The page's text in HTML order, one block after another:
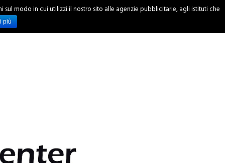
INCHIESTE
modo in cui utilizzi il nostro sito alle agenzie pubblicitarie, agli istituti che
più